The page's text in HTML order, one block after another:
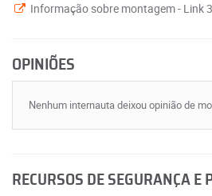
Informação sobre montagem - Link 3
OPINIÕES
Nenhum internauta deixou opinião de
RECURSOS DE SEGURANÇA E